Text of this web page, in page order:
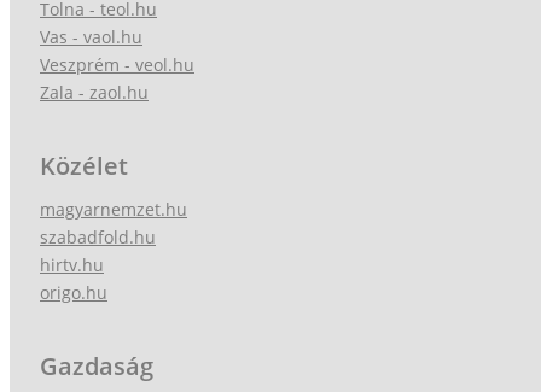
Tolna - teol.hu
Vas - vaol.hu
Veszprém - veol.hu
Zala - zaol.hu
Közélet
magyarnemzet.hu
szabadfold.hu
hirtv.hu
origo.hu
Gazdaság